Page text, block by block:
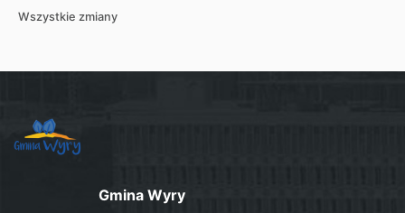
Wszystkie zmiany
Gmina Wyry